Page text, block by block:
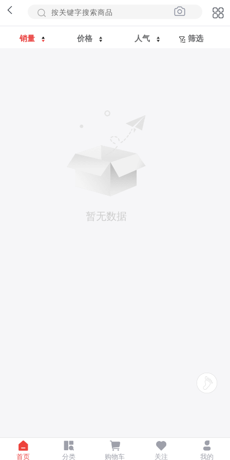
销量 价格 人气 筛选
暂无数据
首页 分类 购物车 关注 我的